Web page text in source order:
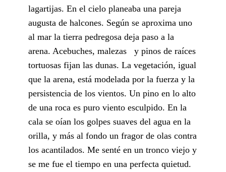
lagartijas. En el cielo planeaba una pareja
augusta de halcones. Según se aproxima uno
al mar la tierra pedregosa deja paso a la
arena. Acebuches, malezas y pinos de raíces
tortuosas fijan las dunas. La vegetación, igual
que la arena, está modelada por la fuerza y la
persistencia de los vientos. Un pino en lo alto
de una roca es puro viento esculpido. En la
cala se oían los golpes suaves del agua en la
orilla, y más al fondo un fragor de olas contra
los acantilados. Me senté en un tronco viejo y
se me fue el tiempo en una perfecta quietud.